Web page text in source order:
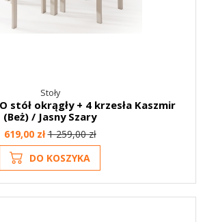
Stoły
stół okrągły + 4 krzesła Kaszmir
(Beż) / Jasny Szary
619,00 zł1 259,00 zł
DO KOSZYKA